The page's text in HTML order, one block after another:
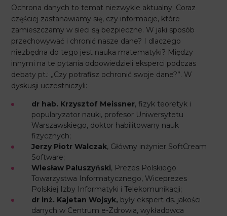
Ochrona danych to temat niezwykle aktualny. Coraz
częściej zastanawiamy się, czy informacje, które
zamieszczamy w sieci są bezpieczne. W jaki sposób
przechowywać i chronić nasze dane? I dlaczego
niezbędna do tego jest nauka matematyki? Między
innymi na te pytania odpowiedzieli eksperci podczas
debaty pt.: „Czy potrafisz ochronić swoje dane?”. W
dyskusji uczestniczyli:
dr hab. Krzysztof Meissner, fizyk teoretyk i
popularyzator nauki, profesor Uniwersytetu
Warszawskiego, doktor habilitowany nauk
fizycznych;
Jerzy Piotr Walczak, Główny inżynier SoftCream
Software;
Wiesław Paluszyński, Prezes Polskiego
Towarzystwa Informatycznego, Wiceprezes
Polskiej Izby Informatyki i Telekomunikacji;
dr inż. Kajetan Wojsyk, były ekspert ds. jakości
danych w Centrum e-Zdrowia, wykładowca